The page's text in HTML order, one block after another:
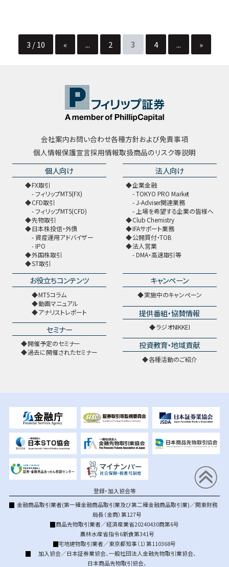
3 / 10 « ... 2 3 4 ... »
会社案内お問い合わせ各種方針および免責事項
個人情報保護宣言採用情報取扱商品のリスク等説明
個人向け
FX取引
フィリップMT5(FX)
CFD取引
フィリップMT5(CFD)
先物取引
日本株投信・外債
資産運用アドバイザー
IPO
外国株取引
ST取引
法人向け
企業金融
TOKYO PRO Market
J-Adviser関連業務
上場を希望する企業の皆様へ
Club Chemistry
IFAサポート業務
公開買付・TOB
法人営業
DMA・高速取引等
お役立ちコンテンツ
MT5コラム
動画マニュアル
アナリストレポート
セミナー
開催予定のセミナー
過去に開催されたセミナー
キャンペーン
実施中のキャンペーン
提供番組・協賛情報
ラジオNIKKEI
投資教育・地域貢献
各種活動のご紹介
登録・加入協会等
金融商品取引業者(第一種金融商品取引業及び第二種金融商品取引業)／関東財務
局長（金商）第127号
商品先物取引業者／経済産業省20240430商第6号
農林水産省指令6新食第341号
宅地建物取引業者／東京都知事（1）第110368号
加入協会／日本証券業協会、一般社団法人金融先物取引業協会、
日本商品先物取引協会、